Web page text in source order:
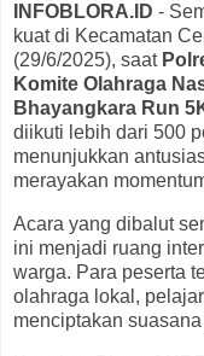
INFOBLORA.ID -
kuat di Kecamatan
(29/6/2025), saat
Komite Olahraga
Bhayangkara Run
diikuti lebih dari 500
menunjukkan
merayakan
Acara yang dibalut
ini menjadi ruang
warga. Para peserta
olahraga lokal,
menciptakan